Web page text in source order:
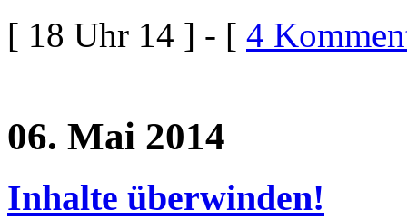
[ 18 Uhr 14 ] - [ 4
06. Mai 2014
Inhalte überwinden!